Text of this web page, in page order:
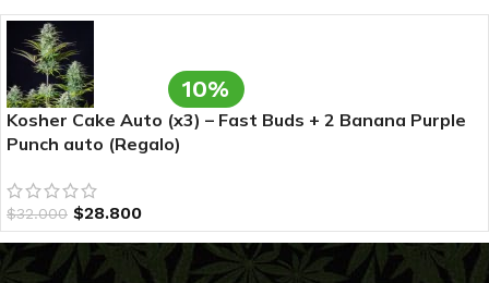
10%
Kosher Cake Auto (x3) – Fast Buds + 2 Banana Purple
Punch auto (Regalo)
$32.000 $28.800